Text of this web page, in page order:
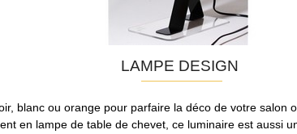
LAMPE DESIGN
blanc ou orange pour parfaire la déco de votre salon
en lampe de table de chevet, ce luminaire est aussi